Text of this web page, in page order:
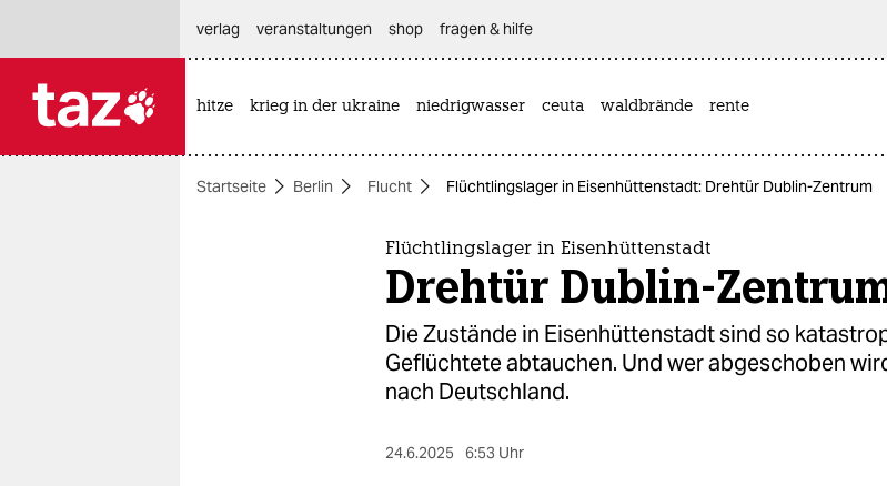
themen
verlag
veranstaltungen shop fragen & hilfe
hitze krieg in der ukraine niedrigwasser ceuta waldbrände rente
Startseite Berlin Flucht Flüchtlingslager in Eisenhüttenstadt: Drehtür Dublin-Zentrum
Flüchtlingslager in Eisenhüttenstadt
Drehtür Dublin-
Die Zustände in Eisenhüttenstadt sind so
Geflüchtete abtauchen. Und wer abgeschoben
nach Deutschland.
24.6.2025 6:53 Uhr